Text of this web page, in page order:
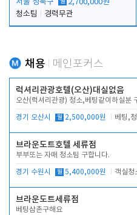
서울 성북구
2,700,000원
청소팀
경력무관
채용 메인포커스
럭셔리관광호텔(오산)대실없음
오산(럭셔리관광) 청소,베팅같이하실분
경기 오산시 월 2,500,000원 베팅,
브라운도트호텔 세류점
부부또는 자매 청소팀 구합니다.
경기 수원시 월 5,400,000원 객실청
브라운도트세류점
베팅삼촌구해요